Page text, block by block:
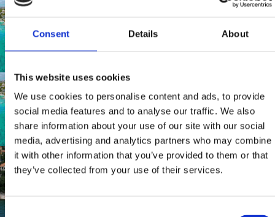
Consent Details About
This website uses cookies
We use cookies to personalise content and ads, to provide
social media features and to analyse our traffic. We also
share information about your use of our site with our social
media, advertising and analytics partners who may combine
it with other information that you’ve provided to them or that
they’ve collected from your use of their services.
Consent
Udaljenost od mora:
HOTEL MARINA
Mjesto:Mjesto: Selce
Udaljenost od mora:
20 m
HOTEL VALI